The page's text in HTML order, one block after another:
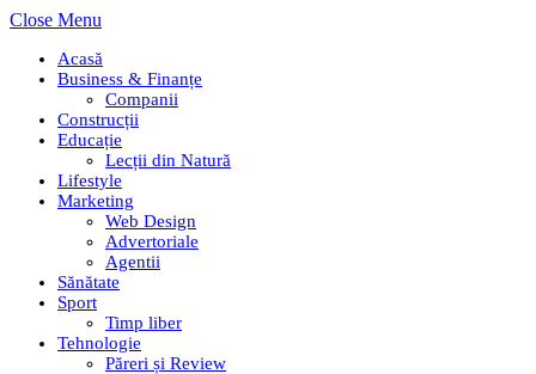
Close Menu
Acasă
Business & Finanțe
Companii
Construcții
Educație
Lecții din Natură
Lifestyle
Marketing
Web Design
Advertoriale
Agentii
Sănătate
Sport
Timp liber
Tehnologie
Păreri și Review